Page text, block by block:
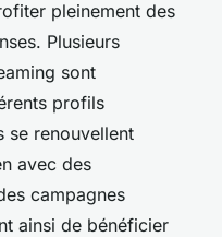
pleinement des
Plusieurs
sont
profils
se renouvellent
avec des
campagnes
ainsi de bénéficier